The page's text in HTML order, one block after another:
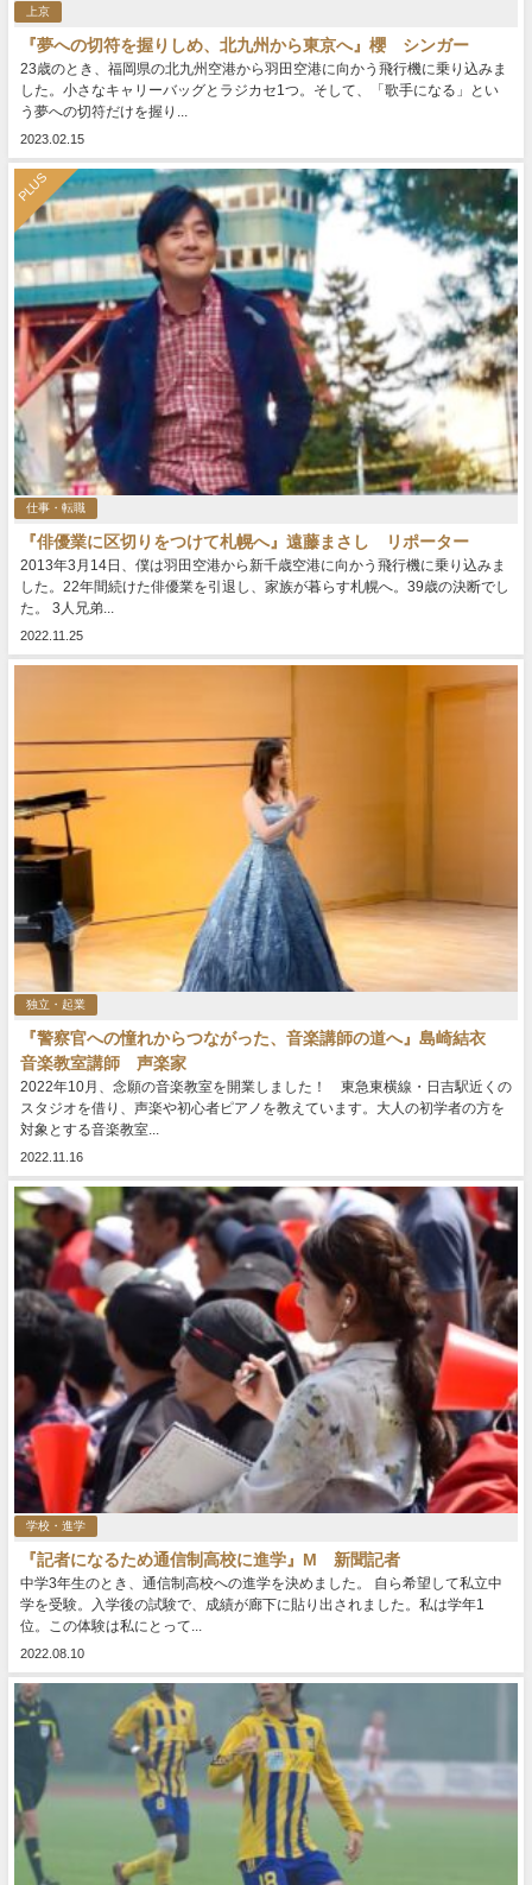
上京
『夢への切符を握りしめ、北九州から東京へ』櫻 シンガー
23歳のとき、福岡県の北九州空港から羽田空港に向かう飛行機に乗り込みま
した。小さなキャリーバッグとラジカセ1つ。そして、「歌手になる」とい
う夢への切符だけを握り...
2023.02.15
PLUS
仕事・転職
『俳優業に区切りをつけて札幌へ』遠藤まさし リポーター
2013年3月14日、僕は羽田空港から新千歳空港に向かう飛行機に乗り込みま
した。22年間続けた俳優業を引退し、家族が暮らす札幌へ。39歳の決断でし
た。 3人兄弟...
2022.11.25
独立・起業
『警察官への憧れからつながった、音楽講師の道へ』島崎結衣
音楽教室講師 声楽家
2022年10月、念願の音楽教室を開業しました！ 東急東横線・日吉駅近くの
スタジオを借り、声楽や初心者ピアノを教えています。大人の初学者の方を
対象とする音楽教室...
2022.11.16
学校・進学
『記者になるため通信制高校に進学』M 新聞記者
中学3年生のとき、通信制高校への進学を決めました。 自ら希望して私立中
学を受験。入学後の試験で、成績が廊下に貼り出されました。私は学年1
位。この体験は私にとって...
2022.08.10